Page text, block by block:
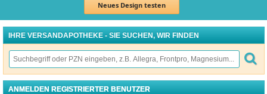
Neues Design testen
IHRE VERSANDAPOTHEKE - SIE SUCHEN, WIR FINDEN
ANMELDEN REGISTRIERTER BENUTZER